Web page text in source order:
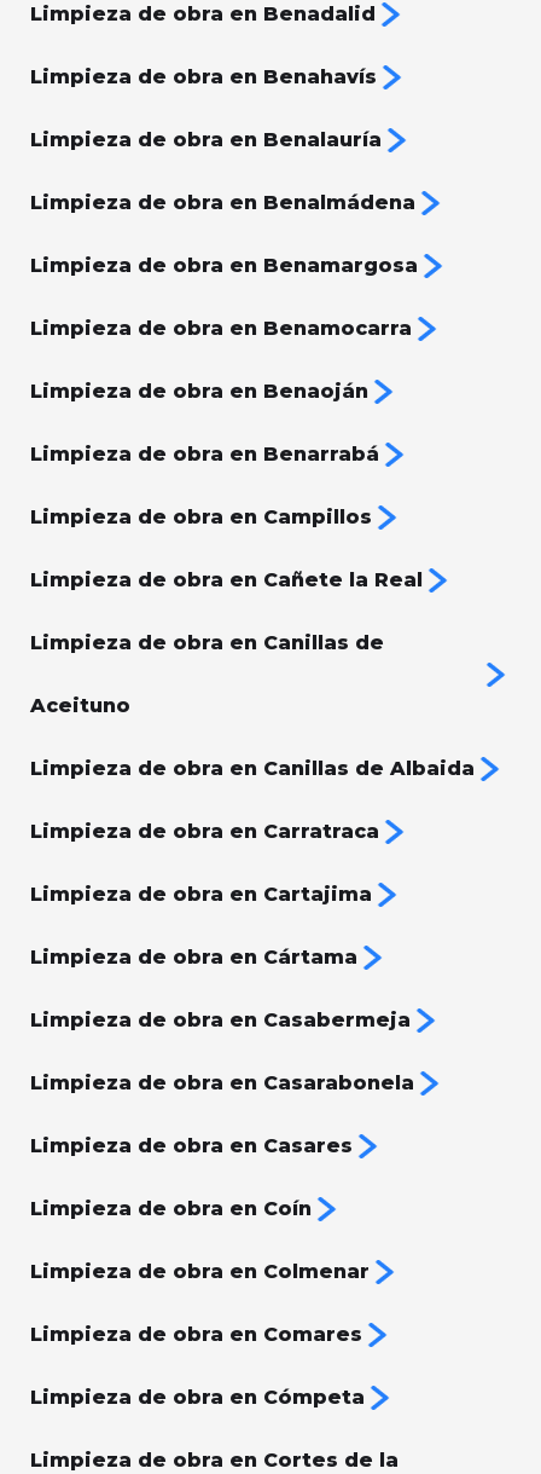
Limpieza de obra en Benadalid
Limpieza de obra en Benahavís
Limpieza de obra en Benalauría
Limpieza de obra en Benalmádena
Limpieza de obra en Benamargosa
Limpieza de obra en Benamocarra
Limpieza de obra en Benaoján
Limpieza de obra en Benarrabá
Limpieza de obra en Campillos
Limpieza de obra en Cañete la Real
Limpieza de obra en Canillas de
Aceituno
Limpieza de obra en Canillas de Albaida
Limpieza de obra en Carratraca
Limpieza de obra en Cartajima
Limpieza de obra en Cártama
Limpieza de obra en Casabermeja
Limpieza de obra en Casarabonela
Limpieza de obra en Casares
Limpieza de obra en Coín
Limpieza de obra en Colmenar
Limpieza de obra en Comares
Limpieza de obra en Cómpeta
Limpieza de obra en Cortes de la